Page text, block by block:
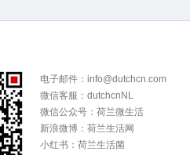
电子邮件：info@dutchcn.com
微信客服：dutchcnNL
微信公众号：荷兰微生活
新浪微博：荷兰生活网
小红书：荷兰生活菌